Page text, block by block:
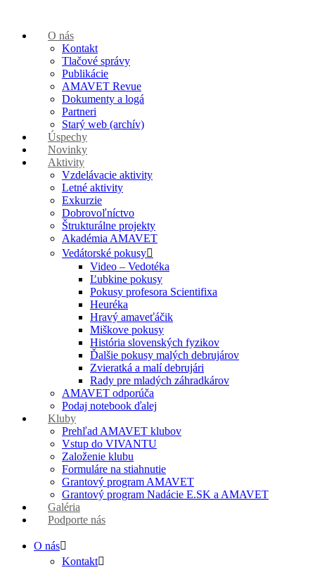
O nás
Kontakt
Tlačové správy
Publikácie
AMAVET Revue
Dokumenty a logá
Partneri
Starý web (archív)
Úspechy
Novinky
Aktivity
Vzdelávacie aktivity
Letné aktivity
Exkurzie
Dobrovoľníctvo
Štrukturálne projekty
Akadémia AMAVET
Vedátorské pokusy
Video – Vedotéka
Ľubkine pokusy
Pokusy profesora Scientifixa
Heuréka
Hravý amaveťáčik
Miškove pokusy
História slovenských fyzikov
Ďalšie pokusy malých debrujárov
Zvieratká a malí debrujári
Rady pre mladých záhradkárov
AMAVET odporúča
Podaj notebook ďalej
Kluby
Prehľad AMAVET klubov
Vstup do VIVANTU
Založenie klubu
Formuláre na stiahnutie
Grantový program AMAVET
Grantový program Nadácie E.SK a AMAVET
Galéria
Podporte nás
O nás
Kontakt